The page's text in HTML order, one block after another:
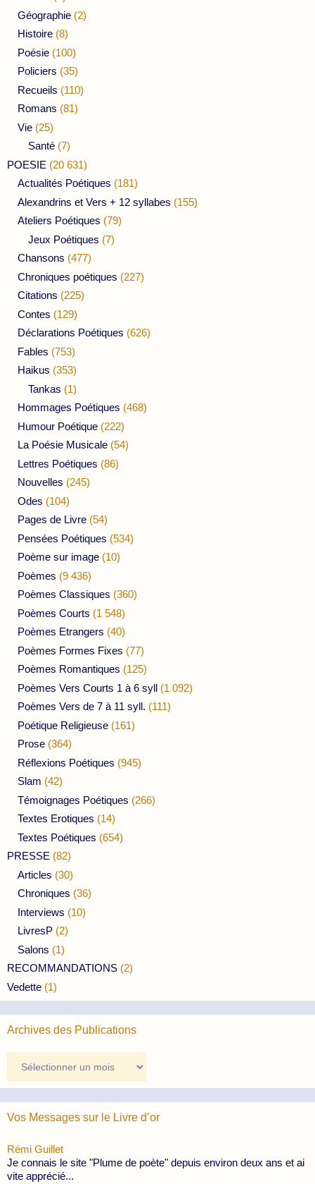
Géographie (2)
Histoire (8)
Poésie (100)
Policiers (35)
Recueils (110)
Romans (81)
Vie (25)
Santé (7)
POESIE (20 631)
Actualités Poétiques (181)
Alexandrins et Vers + 12 syllabes (155)
Ateliers Poétiques (79)
Jeux Poétiques (7)
Chansons (477)
Chroniques poétiques (227)
Citations (225)
Contes (129)
Déclarations Poétiques (626)
Fables (753)
Haikus (353)
Tankas (1)
Hommages Poétiques (468)
Humour Poétique (222)
La Poésie Musicale (54)
Lettres Poétiques (86)
Nouvelles (245)
Odes (104)
Pages de Livre (54)
Pensées Poétiques (534)
Poème sur image (10)
Poèmes (9 436)
Poèmes Classiques (360)
Poèmes Courts (1 548)
Poèmes Etrangers (40)
Poèmes Formes Fixes (77)
Poèmes Romantiques (125)
Poèmes Vers Courts 1 à 6 syll (1 092)
Poèmes Vers de 7 à 11 syll. (111)
Poétique Religieuse (161)
Prose (364)
Réflexions Poétiques (945)
Slam (42)
Témoignages Poétiques (266)
Textes Erotiques (14)
Textes Poétiques (654)
PRESSE (82)
Articles (30)
Chroniques (36)
Interviews (10)
LivresP (2)
Salons (1)
RECOMMANDATIONS (2)
Vedette (1)
Archives des Publications
des
Publications
Vos Messages sur le Livre d’or
Rémi Guillet
Je connais le site "Plume de poète" depuis environ deux ans et ai
vite apprécié...